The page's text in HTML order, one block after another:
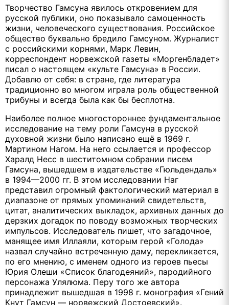
Творчество Гамсуна явилось откровением для
русской публики, оно показывало самоценность
жизни, человеческого существования. Российское
общество буквально бредило Гамсуном. Журналист
с российскими корнями, Марк Левин,
корреспондент норвежской газеты «Моргенбладет»
писал о настоящем «культе Гамсуна» в России.
Добавлю от себя: в стране, где литература
традиционно во многом играла роль общественной
трибуны и всегда была как бы бесплотна.
Наиболее полное многостороннее фундаментальное
исследование на тему роли Гамсуна в русской
духовной жизни было написано ещё в 1969 г.
Мартином Нагом. На него ссылается и профессор
Харалд Несс в шеститомном собрании писем
Гамсуна, вышедшем в издательстве «Гюльдендаль»
в 1994—2000 гг. В этом исследовании Наг
представил огромный фактологический материал в
диапазоне от прямых упоминаний свидетельств,
цитат, аналитических выкладок, архивных данных до
дерзких догадок по поводу возможных творческих
импульсов. Исследователь пишет, что загадочное,
манящее имя Иллаяли, которым герой «Голода»
назвал случайно встреченную даму, перекликается,
по его мнению, с именем одного из героев пьесы
Юрия Олеши «Список благодеяний», пародийного
персонажа Улялюма. Перу того же автора
принадлежит вышедшая в 1998 г. монография «Гений
Кнут Гамсун — норвежский Достоевский».